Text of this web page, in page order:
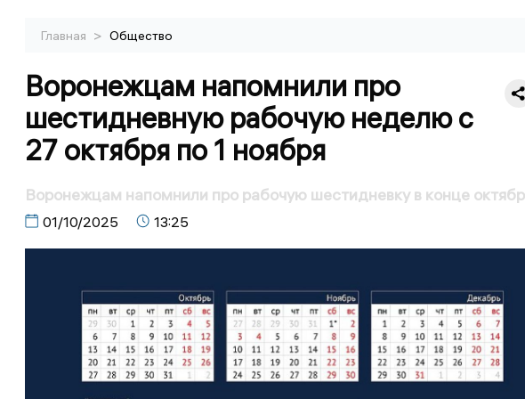
Главная > Общество
Воронежцам напомнили про
шестидневную рабочую неделю с
27 октября по 1 ноября
Воронежцам напомнили про рабочую шестидневку в конце
01/10/2025 13:25